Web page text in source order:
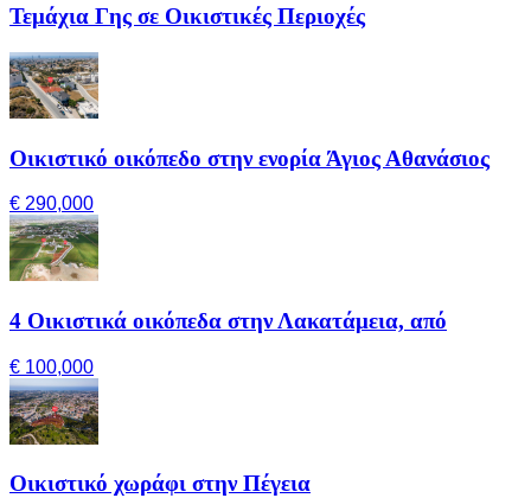
Τεμάχια Γης σε Οικιστικές Περιοχές
Οικιστικό οικόπεδο στην ενορία Άγιος Αθανάσιος
€ 290,000
4 Οικιστικά οικόπεδα στην Λακατάμεια, από
€ 100,000
Οικιστικό χωράφι στην Πέγεια